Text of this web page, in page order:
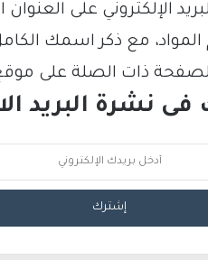
مع ذكر اسمك
ذات الصلة على موقع
فى نشرة البريد